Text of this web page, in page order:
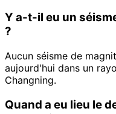
Y a-t-il eu un
?
Aucun séisme de
aujourd'hui dans un
Changning.
Quand a eu lieu le